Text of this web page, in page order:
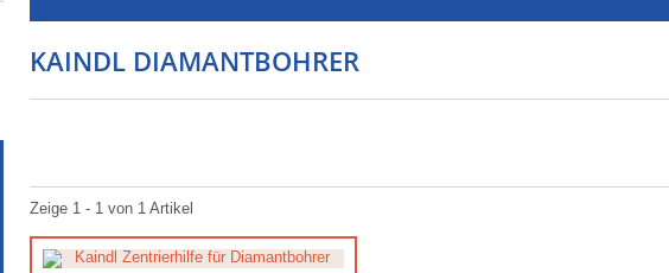
KAINDL DIAMANTBOHRER
Zeige 1 - 1 von 1 Artikel